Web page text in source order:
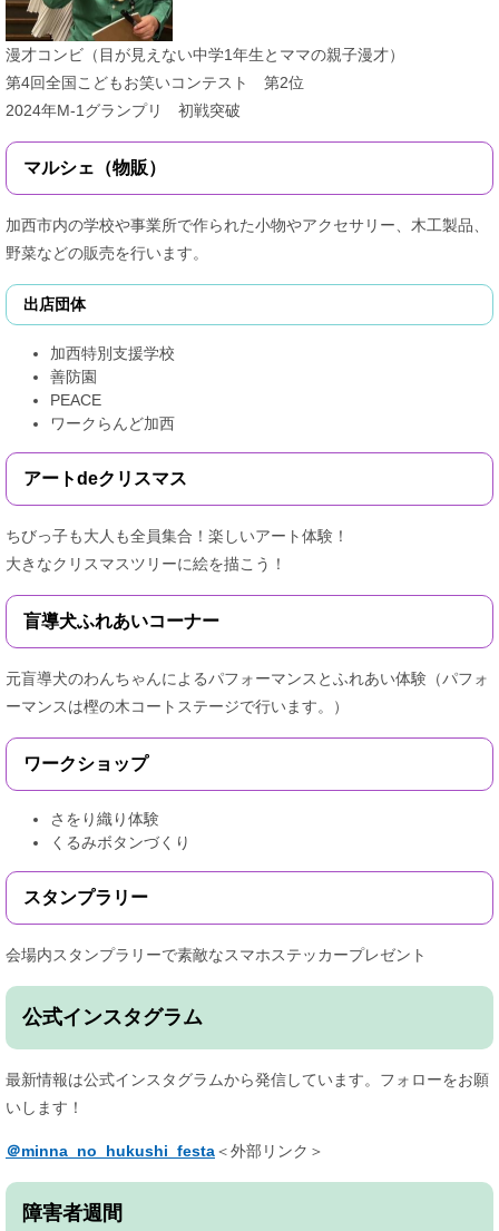
漫才コンビ（目が見えない中学1年生とママの親子漫才）
第4回全国こどもお笑いコンテスト 第2位
2024年M-1グランプリ 初戦突破​
マルシェ（物販）
加西市内の学校や事業所で作られた小物やアクセサリー、木工製品、
野菜などの販売を行います。
出店団体
加西特別支援学校
善防園
PEACE
ワークらんど加西
アートdeクリスマス
ちびっ子も大人も全員集合！楽しいアート体験！
大きなクリスマスツリーに絵を描こう！
盲導犬ふれあいコーナー
元盲導犬のわんちゃんによるパフォーマンスとふれあい体験（パフォ
ーマンスは樫の木コートステージで行います。）
ワークショップ
さをり織り体験
くるみボタンづくり
スタンプラリー
会場内スタンプラリーで素敵なスマホステッカープレゼント
公式インスタグラム
最新情報は公式インスタグラムから発信しています。フォローをお願
いします！
＠minna_no_hukushi_festa＜外部リンク＞
障害者週間